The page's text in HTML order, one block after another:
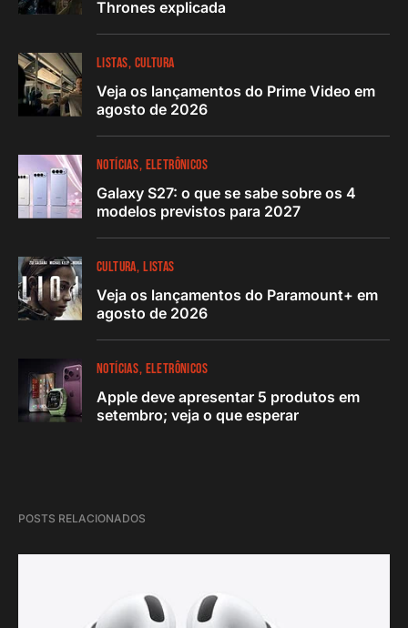
Thrones explicada
LISTAS CULTURA
Veja os lançamentos do Prime Video em
agosto de 2026
NOTÍCIAS ELETRÔNICOS
Galaxy S27: o que se sabe sobre os 4
modelos previstos para 2027
CULTURA LISTAS
Veja os lançamentos do Paramount+ em
agosto de 2026
NOTÍCIAS ELETRÔNICOS
Apple deve apresentar 5 produtos em
setembro; veja o que esperar
POSTS RELACIONADOS